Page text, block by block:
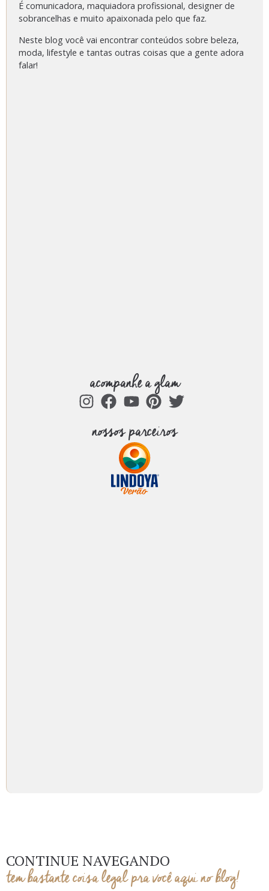
É comunicadora, maquiadora profissional, designer de
sobrancelhas e muito apaixonada pelo que faz.
Neste blog você vai encontrar conteúdos sobre beleza,
moda, lifestyle e tantas outras coisas que a gente adora
falar!
acompanhe a glam
nossos parceiros
CONTINUE NAVEGANDO
tem bastante coisa legal pra você aqui no blog!